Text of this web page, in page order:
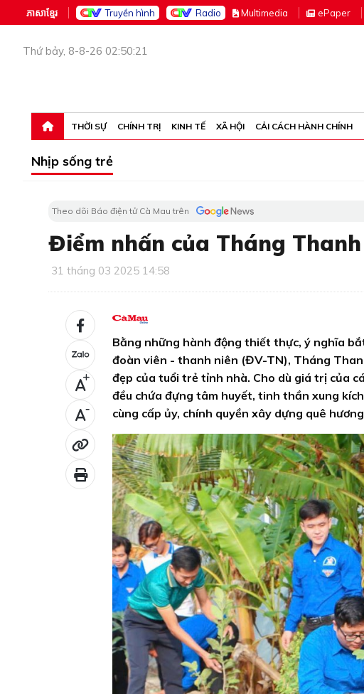
ភាសាខ្មែរ Truyền hình Radio Multimedia ePaper
Thứ bảy, 8-8-26 02:50:21
THỜI SỰ CHÍNH TRỊ KINH TẾ XÃ HỘI CẢI CÁCH HÀNH CHÍNH
Nhịp sống trẻ
Theo dõi Báo điện tử Cà Mau trên
Điểm nhấn của Tháng
31 tháng 03 2025 14:58
+
-
Bằng những hành động thiết thực, ý nghĩa
đoàn viên - thanh niên (ĐV-TN), Tháng
đẹp của tuổi trẻ tỉnh nhà. Cho dù giá trị của
đều chứa đựng tâm huyết, tinh thần xung
cùng cấp ủy, chính quyền xây dựng quê